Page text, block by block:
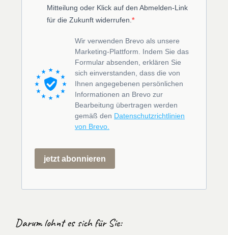
Mitteilung oder Klick auf den Abmelden-Link
für die Zukunft widerrufen.
Wir verwenden Brevo als unsere
Marketing-Plattform. Indem Sie das
Formular absenden, erklären Sie
sich einverstanden, dass die von
Ihnen angegebenen persönlichen
Informationen an Brevo zur
Bearbeitung übertragen werden
gemäß den Datenschutzrichtlinien
von Brevo.
jetzt abonnieren
Darum lohnt es sich für Sie: